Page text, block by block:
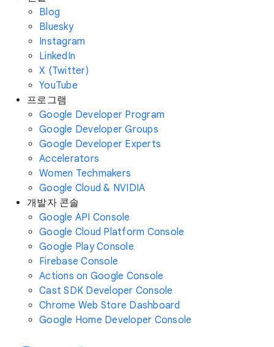
Blog
Bluesky
Instagram
LinkedIn
X (Twitter)
YouTube
프로그램
Google Developer Program
Google Developer Groups
Google Developer Experts
Accelerators
Women Techmakers
Google Cloud & NVIDIA
개발자 콘솔
Google API Console
Google Cloud Platform Console
Google Play Console
Firebase Console
Actions on Google Console
Cast SDK Developer Console
Chrome Web Store Dashboard
Google Home Developer Console